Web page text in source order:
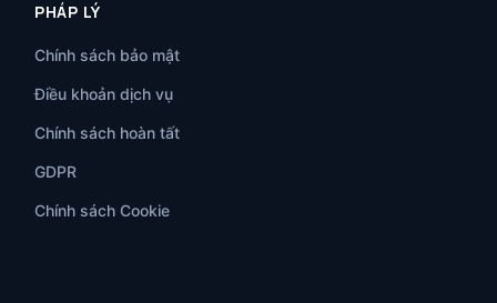
PHÁP LÝ
Chính sách bảo mật
Điều khoản dịch vụ
Chính sách hoàn tất
GDPR
Chính sách Cookie